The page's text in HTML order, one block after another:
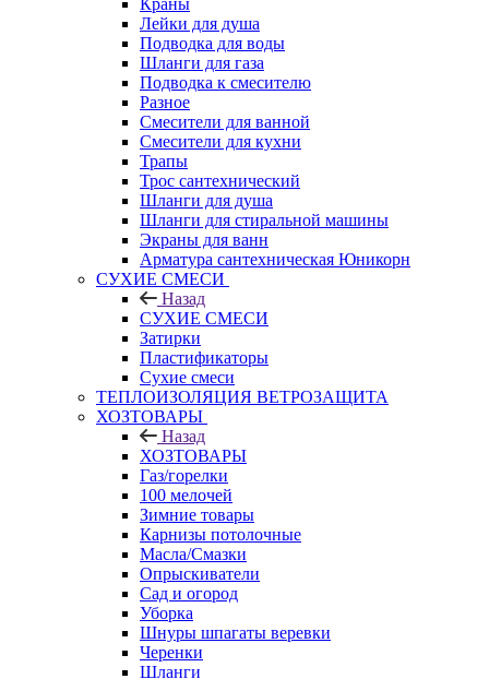
Краны
Лейки для душа
Подводка для воды
Шланги для газа
Подводка к смесителю
Разное
Смесители для ванной
Смесители для кухни
Трапы
Трос сантехнический
Шланги для душа
Шланги для стиральной машины
Экраны для ванн
Арматура сантехническая Юникорн
СУХИЕ СМЕСИ
Назад
СУХИЕ СМЕСИ
Затирки
Пластификаторы
Сухие смеси
ТЕПЛОИЗОЛЯЦИЯ ВЕТРОЗАЩИТА
ХОЗТОВАРЫ
Назад
ХОЗТОВАРЫ
Газ/горелки
100 мелочей
Зимние товары
Карнизы потолочные
Масла/Смазки
Опрыскиватели
Сад и огород
Уборка
Шнуры шпагаты веревки
Черенки
Шланги